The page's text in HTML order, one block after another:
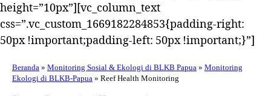
height=”10px”][vc_column_text
css=”.vc_custom_1669182284853{padding-right:
50px !important;padding-left: 50px !important;}”]
Beranda » Monitoring Sosial & Ekologi di BLKB Papua » Monitoring
Ekologi di BLKB-Papua » Reef Health Monitoring